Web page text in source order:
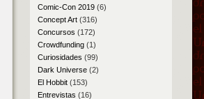
Comic-Con 2019(6)
Concept Art(316)
Concursos (172)
Crowdfunding(1)
Curiosidades (99)
Dark Universe(2)
El Hobbit(153)
Entrevistas (16)